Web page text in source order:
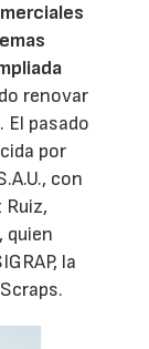
renovar
El pasado
por
con
quien
la